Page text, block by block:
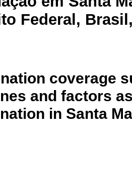
Federal,
coverage
and factors
in Santa